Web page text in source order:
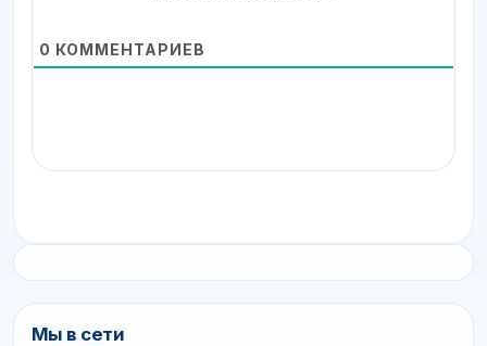
0 КОММЕНТАРИЕВ
Мы в сети